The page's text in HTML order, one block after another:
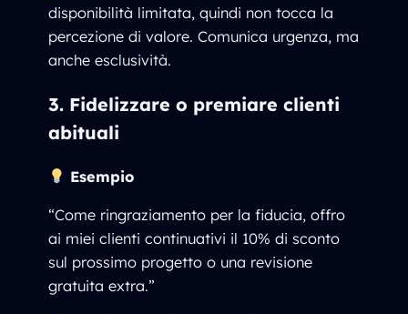
disponibilità limitata, quindi non tocca la
percezione di valore. Comunica urgenza, ma
anche esclusività.
3. Fidelizzare o premiare clienti
abituali
Esempio
“Come ringraziamento per la fiducia, offro
ai miei clienti continuativi il 10% di sconto
sul prossimo progetto o una revisione
gratuita extra.”